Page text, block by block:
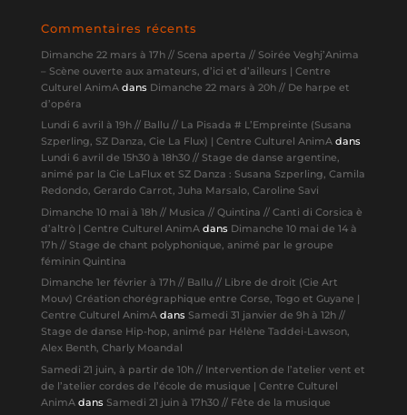
Commentaires récents
Dimanche 22 mars à 17h // Scena aperta // Soirée Veghj’Anima
– Scène ouverte aux amateurs, d’ici et d’ailleurs | Centre
Culturel AnimAdans Dimanche 22 mars à 20h // De harpe et
d’opéra
Lundi 6 avril à 19h // Ballu // La Pisada # L’Empreinte (Susana
Szperling, SZ Danza, Cie La Flux) | Centre Culturel AnimAdans
Lundi 6 avril de 15h30 à 18h30 // Stage de danse argentine,
animé par la Cie LaFlux et SZ Danza : Susana Szperling, Camila
Redondo, Gerardo Carrot, Juha Marsalo, Caroline Savi
Dimanche 10 mai à 18h // Musica // Quintina // Canti di Corsica è
d’altrò | Centre Culturel AnimAdans Dimanche 10 mai de 14 à
17h // Stage de chant polyphonique, animé par le groupe
féminin Quintina
Dimanche 1er février à 17h // Ballu // Libre de droit (Cie Art
Mouv) Création chorégraphique entre Corse, Togo et Guyane |
Centre Culturel AnimAdans Samedi 31 janvier de 9h à 12h //
Stage de danse Hip-hop, animé par Hélène Taddei-Lawson,
Alex Benth, Charly Moandal
Samedi 21 juin, à partir de 10h // Intervention de l’atelier vent et
de l’atelier cordes de l’école de musique | Centre Culturel
AnimAdans Samedi 21 juin à 17h30 // Fête de la musique